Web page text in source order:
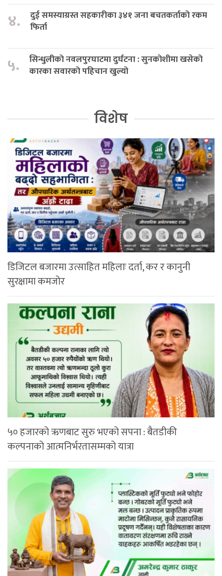
४.
दुई समस्याग्रस्त सहकारीका ३४१ जना बचतकर्ताको रकम
फिर्ता
५.
सिन्धुलीको नवलपुरघाटमा दुर्घटना : सुनकोशीमा खसेको
कारका सवारको पहिचान खुल्यो
विशेष
डिजिटल बजारमा उत्साहित महिलाः दर्ता, कर र कानुनी
सुरक्षामा कमजोर
५० हजारको ऋणबाट सुरु भएको सपना : बैतडीकी
कल्पनाको आत्मनिर्भरतासम्मको यात्रा